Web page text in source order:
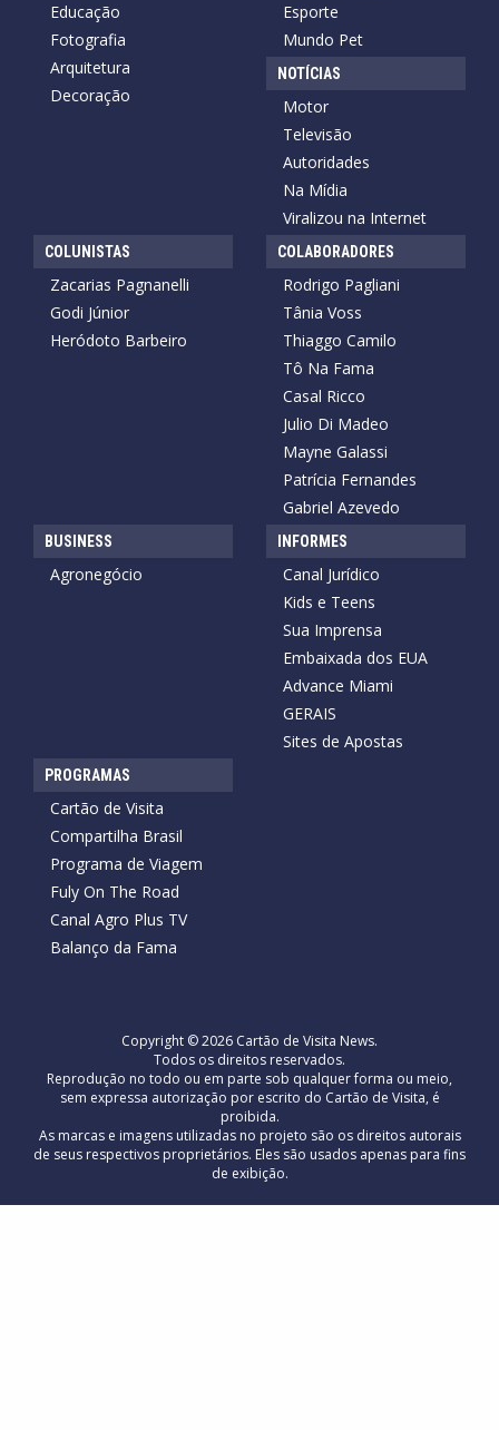
Educação
Fotografia
Arquitetura
Decoração
Esporte
Mundo Pet
NOTÍCIAS
Motor
Televisão
Autoridades
Na Mídia
Viralizou na Internet
COLUNISTAS
Zacarias Pagnanelli
Godi Júnior
Heródoto Barbeiro
COLABORADORES
Rodrigo Pagliani
Tânia Voss
Thiaggo Camilo
Tô Na Fama
Casal Ricco
Julio Di Madeo
Mayne Galassi
Patrícia Fernandes
Gabriel Azevedo
BUSINESS
Agronegócio
INFORMES
Canal Jurídico
Kids e Teens
Sua Imprensa
Embaixada dos EUA
Advance Miami
GERAIS
Sites de Apostas
PROGRAMAS
Cartão de Visita
Compartilha Brasil
Programa de Viagem
Fuly On The Road
Canal Agro Plus TV
Balanço da Fama
Copyright © 2026 Cartão de Visita News.
Todos os direitos reservados.
Reprodução no todo ou em parte sob qualquer forma ou meio,
sem expressa autorização por escrito do Cartão de Visita, é
proibida.
As marcas e imagens utilizadas no projeto são os direitos autorais
de seus respectivos proprietários. Eles são usados ​​apenas para fins
de exibição.